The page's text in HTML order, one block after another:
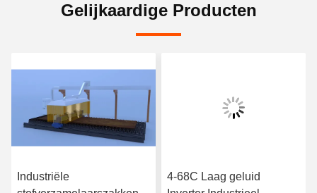
Gelijkaardige Producten
Industriële
4-68C Laag geluid